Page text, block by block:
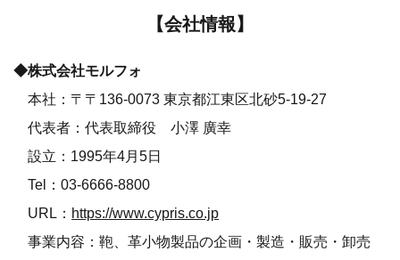
【会社情報】
◆株式会社モルフォ
本社：〒〒136-0073 東京都江東区北砂5-19-27
代表者：代表取締役 小澤 廣幸
設立：1995年4月5日
Tel：03-6666-8800
URL： https://www.cypris.co.jp
事業内容：鞄、革小物製品の企画・製造・販売・卸売